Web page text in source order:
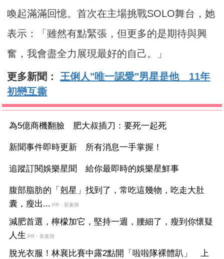
喚起滿滿回憶。首次在主場挑戰SOLO舞台，她
表示：「雖然有點緊張，但更多的是期待與興
奮，我會盡全力展現最好的自己。」
更多新聞： 王俐人"唯一認愛"男星是他 11年
初戀互撕
為5億商機翻臉 肥大叔插刀：要死一起死
新聞事件即時更新 所有消息一手掌握！
追蹤訂閱娛樂星聞 給你最即時的娛樂星鮮事
腹部脂肪的「剋星」找到了，常吃這幾物，吃走大肚
囊，瘦出... PR・新素簡
減肥首選，檸檬加它，堅持一週，腰細了，瘦到你懷疑
人生 PR・新素簡
脫光衣服！林襄比賽中露2點開「啦啦隊裸體趴」 上